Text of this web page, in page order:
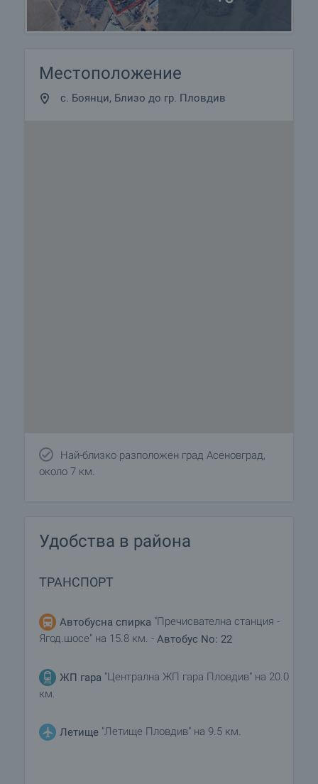
Местоположение
с. Боянци, Близо до гр. Пловдив
Най-близко разположен град Асеновград,
около 7 км.
Удобства в района
ТРАНСПОРТ
Автобусна спирка "Пречисвателна станция -
Ягод.шосе" на 15.8 км. - Автобус No: 22
ЖП гара "Централна ЖП гара Пловдив" на 20.0
км.
Летище "Летище Пловдив" на 9.5 км.